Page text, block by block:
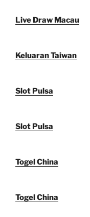
Live Draw Macau
Keluaran Taiwan
Slot Pulsa
Slot Pulsa
Togel China
Togel China